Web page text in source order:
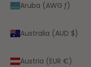
Aruba (AWG ƒ)
Australia (AUD $)
Austria (EUR €)